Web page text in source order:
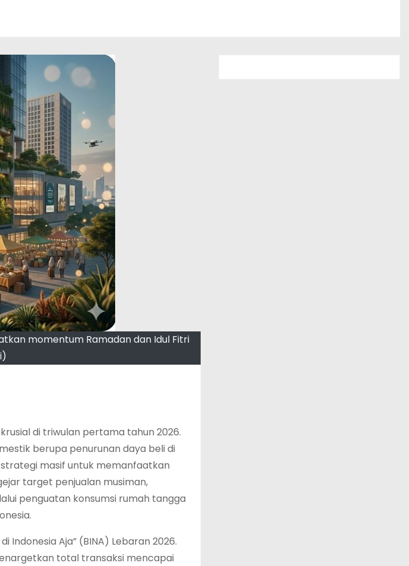
momentum Ramadan dan Idul Fitri
di triwulan pertama tahun 2026.
berupa penurunan daya beli di
masif untuk memanfaatkan
target penjualan musiman,
penguatan konsumsi rumah tangga
Aja” (BINA) Lebaran 2026.
total transaksi mencapai